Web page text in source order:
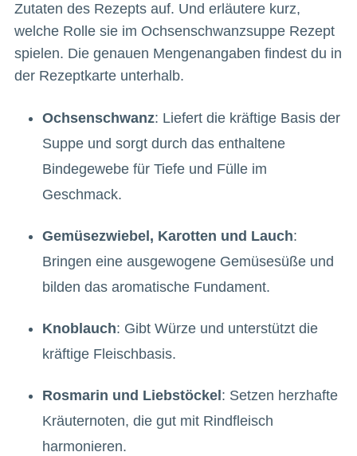
Zutaten des Rezepts auf. Und erläutere kurz,
welche Rolle sie im Ochsenschwanzsuppe Rezept
spielen. Die genauen Mengenangaben findest du in
der Rezeptkarte unterhalb.
Ochsenschwanz: Liefert die kräftige Basis der
Suppe und sorgt durch das enthaltene
Bindegewebe für Tiefe und Fülle im
Geschmack.
Gemüsezwiebel, Karotten und Lauch:
Bringen eine ausgewogene Gemüsesüße und
bilden das aromatische Fundament.
Knoblauch: Gibt Würze und unterstützt die
kräftige Fleischbasis.
Rosmarin und Liebstöckel : Setzen herzhafte
Kräuternoten, die gut mit Rindfleisch
harmonieren.